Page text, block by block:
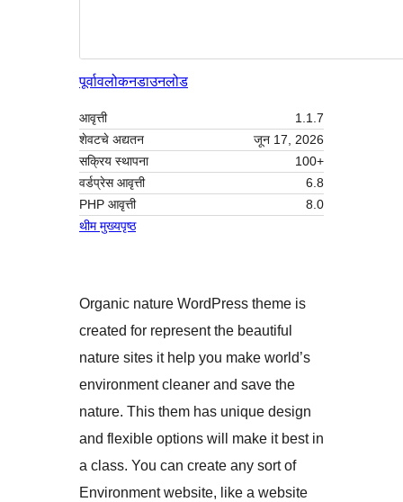
पूर्वावलोकनडाउनलोड
आवृत्ती
1.1.7
शेवटचे अद्यतन
जून 17, 2026
सक्रिय स्थापना
100+
वर्डप्रेस आवृत्ती
6.8
PHP आवृत्ती
8.0
थीम मुख्यपृष्ठ
Organic nature WordPress theme is
created for represent the beautiful
nature sites it help you make world’s
environment cleaner and save the
nature. This them has unique design
and flexible options will make it best in
a class. You can create any sort of
Environment website, like a website